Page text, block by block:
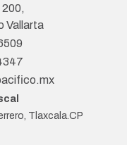
Vallarta
Tlaxcala.CP